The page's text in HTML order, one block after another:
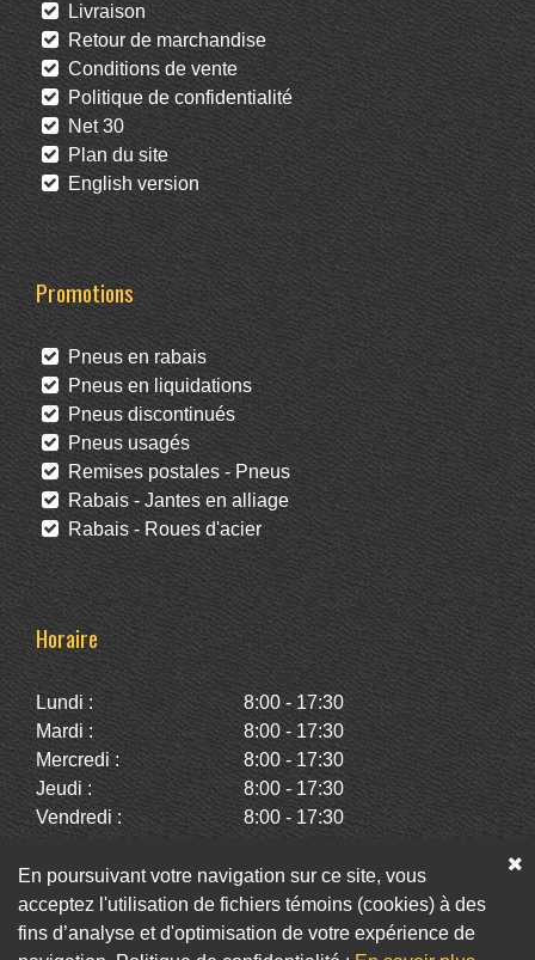
Livraison
Retour de marchandise
Conditions de vente
Politique de confidentialité
Net 30
Plan du site
English version
Promotions
Pneus en rabais
Pneus en liquidations
Pneus discontinués
Pneus usagés
Remises postales - Pneus
Rabais - Jantes en alliage
Rabais - Roues d'acier
Horaire
Lundi :
8:00 - 17:30
Mardi :
8:00 - 17:30
Mercredi :
8:00 - 17:30
Jeudi :
8:00 - 17:30
Vendredi :
8:00 - 17:30
Dimanche :
Fermé
Facebook Twitter Infolettre
En poursuivant votre navigation sur ce site, vous
acceptez l'utilisation de fichiers témoins (cookies) à des
fins d’analyse et d'optimisation de votre expérience de